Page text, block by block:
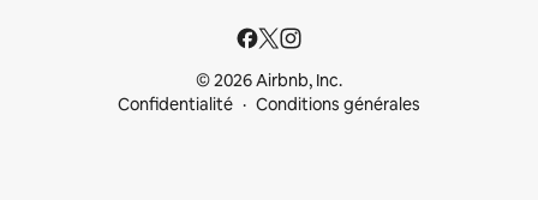
© 2026 Airbnb, Inc.
Confidentialité
Conditions générales